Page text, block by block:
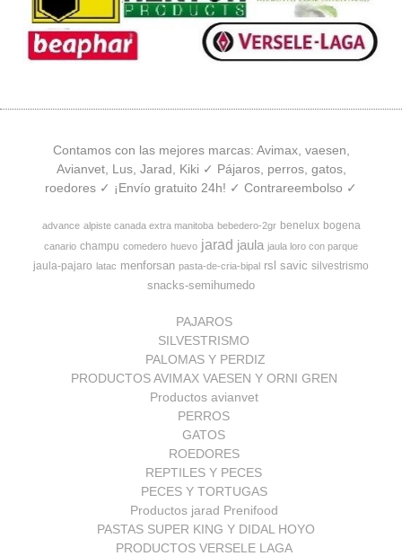
Contamos con las mejores marcas: Avimax, vaesen,
Avianvet, Lus, Jarad, Kiki ✓ Pájaros, perros, gatos,
roedores ✓ ¡Envío gratuito 24h! ✓ Contrareembolso ✓
advance alpiste canada extra manitoba bebedero-2gr benelux bogena
canario champu comedero huevo jarad jaula jaula loro con parque
jaula-pajaro latac menforsan pasta-de-cria-bipal rsl savic silvestrismo
snacks-semihumedo
PAJAROS
SILVESTRISMO
PALOMAS Y PERDIZ
PRODUCTOS AVIMAX VAESEN Y ORNI GREN
Productos avianvet
PERROS
GATOS
ROEDORES
REPTILES Y PECES
PECES Y TORTUGAS
Productos jarad Prenifood
PASTAS SUPER KING Y DIDAL HOYO
PRODUCTOS VERSELE LAGA